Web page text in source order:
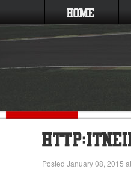
Posted January 08, 2015